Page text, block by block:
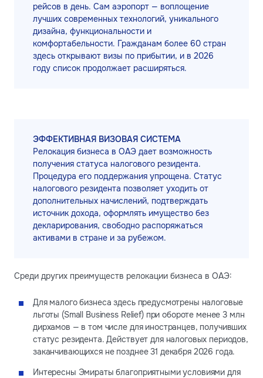
рейсов в день. Сам аэропорт — воплощение
лучших современных технологий, уникального
дизайна, функциональности и
комфортабельности. Гражданам более 60 стран
здесь открывают визы по прибытии, и в 2026
году список продолжает расширяться.
ЭФФЕКТИВНАЯ ВИЗОВАЯ СИСТЕМА
Релокация бизнеса в ОАЭ дает возможность
получения статуса налогового резидента.
Процедура его поддержания упрощена. Статус
налогового резидента позволяет уходить от
дополнительных начислений, подтверждать
источник дохода, оформлять имущество без
декларирования, свободно распоряжаться
активами в стране и за рубежом.
Среди других преимуществ релокации бизнеса в ОАЭ:
Для малого бизнеса здесь предусмотрены налоговые
льготы (Small Business Relief) при обороте менее 3 млн
дирхамов — в том числе для иностранцев, получивших
статус резидента. Действует для налоговых периодов,
заканчивающихся не позднее 31 декабря 2026 года.
Интересны Эмираты благоприятными условиями для